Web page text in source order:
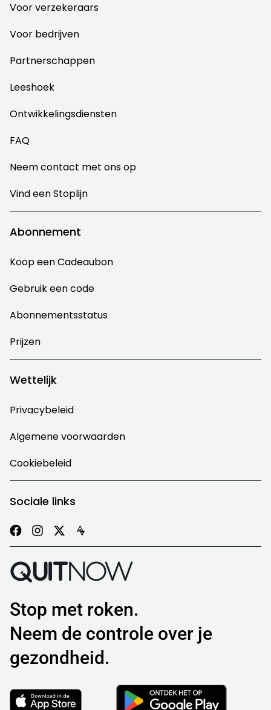
Voor verzekeraars
Voor bedrijven
Partnerschappen
Leeshoek
Ontwikkelingsdiensten
FAQ
Neem contact met ons op
Vind een Stoplijn
Abonnement
Koop een Cadeaubon
Gebruik een code
Abonnementsstatus
Prijzen
Wettelijk
Privacybeleid
Algemene voorwaarden
Cookiebeleid
Sociale links
Stop met roken.
Neem de controle over je
gezondheid.